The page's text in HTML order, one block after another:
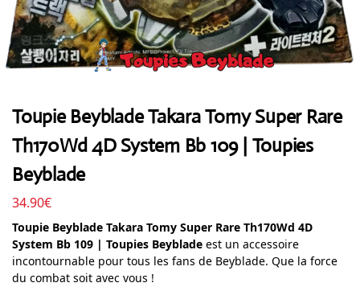
Toupie Beyblade Takara Tomy Super Rare
Th170Wd 4D System Bb 109 | Toupies
Beyblade
34.90€
Toupie Beyblade Takara Tomy Super Rare Th170Wd 4D
System Bb 109 | Toupies Beyblade est un accessoire
incontournable pour tous les fans de Beyblade. Que la force
du combat soit avec vous !